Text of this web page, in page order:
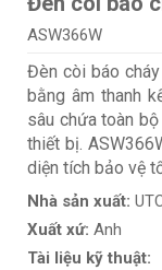
ASW366W
Đèn còi báo
bằng âm thanh
sâu chứa toàn
thiết bị.
diện tích bảo vệ
Nhà sản xuất:
Xuất xứ: Anh
Tài liệu kỹ thuật: